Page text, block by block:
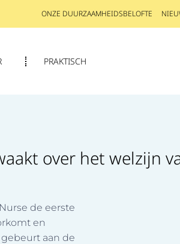
ONZE DUURZAAMHEIDSBELOFTE
PRAKTISCH
over het welzijn
de eerste
en
aan de